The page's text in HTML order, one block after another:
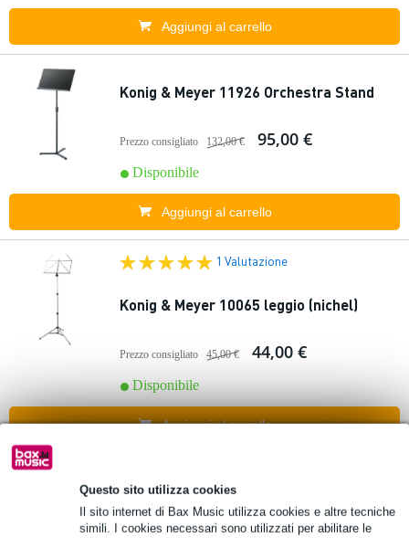
Questo sito utilizza cookies
Il sito internet di Bax Music utilizza cookies e altre tecniche
simili. I cookies necessari sono utilizzati per abilitare le
Aggiungi al carrello
Konig & Meyer 11926 Orchestra Stand
Prezzo consigliato 132,00 € 95,00 €
Disponibile
Aggiungi al carrello
1 Valutazione
Konig & Meyer 10065 leggio (nichel)
Prezzo consigliato 45,00 € 44,00 €
Disponibile
Aggiungi al carrello
Fazley 11019 Music Rest for FKB-050